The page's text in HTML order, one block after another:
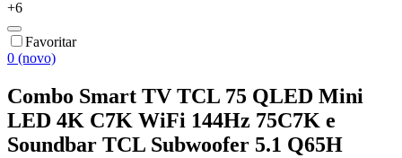
+6
Favoritar
0 (novo)
Combo Smart TV TCL 75 QLED Mini
LED 4K C7K WiFi 144Hz 75C7K e
Soundbar TCL Subwoofer 5.1 Q65H